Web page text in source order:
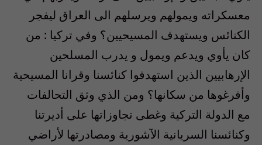
معسكراته ويمولهم ويرسلهم الى العراق ليفجر
الكنائس ويستهدف المسيحيين؟ وفي تركيا : من
كان يأوي ويدعم ويمول و يدرب المسلحين
الإرهابيين الذين استهدفوا كنائسنا وقرانا المسيحية
وأفرغوها من سكانها؟ ومن الذي وثق التحالفات
مع الدولة التركية وغطى تجاوزاتها على أديرتنا
وكنائسنا السريانية الآشورية ومصادرتها لأراضي